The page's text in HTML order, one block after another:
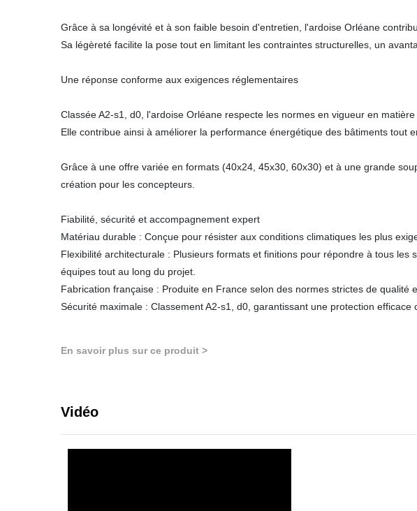
Grâce à sa longévité et à son faible besoin d'entretien, l'ardoise Orléane
Sa légèreté facilite la pose tout en limitant les contraintes structurelles, un
Une réponse conforme aux exigences réglementaires
Classée A2-s1, d0, l'ardoise Orléane respecte les normes en vigueur en
Elle contribue ainsi à améliorer la performance énergétique des bâtiments tout
Grâce à une offre variée en formats (40x24, 45x30, 60x30) et à une grande
création pour les concepteurs.
Fiabilité, sécurité et accompagnement expert
Matériau durable : Conçue pour résister aux conditions climatiques les plus
Flexibilité architecturale : Plusieurs formats et finitions pour répondre à tous
équipes tout au long du projet.
Fabrication française : Produite en France selon des normes strictes de qualité
Sécurité maximale : Classement A2-s1, d0, garantissant une protection efficace
En savoir plus sur ce produit >
Vidéo